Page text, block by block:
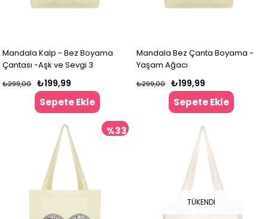
Mandala Kalp - Bez Boyama
Çantası -Aşk ve Sevgi 3
₺199,99
₺299,00
Sepete Ekle
Mandala Bez Çanta Boyama -
Yaşam Ağacı
₺199,99
₺299,00
Sepete Ekle
%33
TÜKENDI